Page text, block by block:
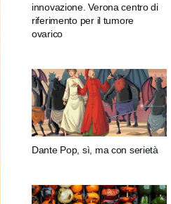
innovazione. Verona centro di
riferimento per il tumore
ovarico
Dante Pop, sì, ma con serietà